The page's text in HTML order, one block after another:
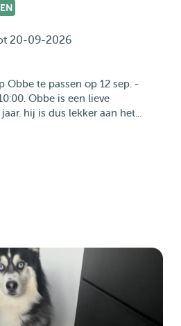
20-09-2026
Obbe te passen op 12 sep. -
Obbe is een lieve
hij is dus lekker aan het...